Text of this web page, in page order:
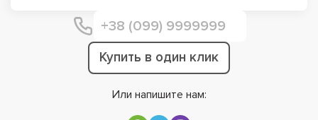
Купить в один клик
Или напишите нам: